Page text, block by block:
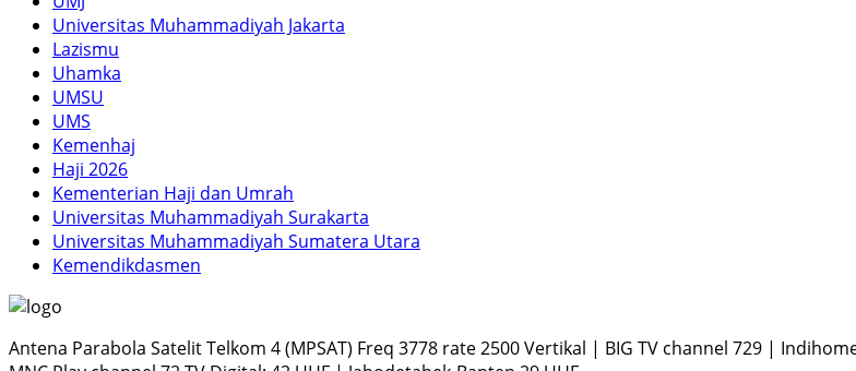
Universitas Muhammadiyah Jakarta
Lazismu
Uhamka
UMSU
UMS
Kemenhaj
Haji 2026
Kementerian Haji dan Umrah
Universitas Muhammadiyah Surakarta
Universitas Muhammadiyah Sumatera Utara
Kemendikdasmen
Antena Parabola Satelit Telkom 4 (MPSAT) Freq 3778 rate 2500 Vertikal | BIG TV channel 729 |